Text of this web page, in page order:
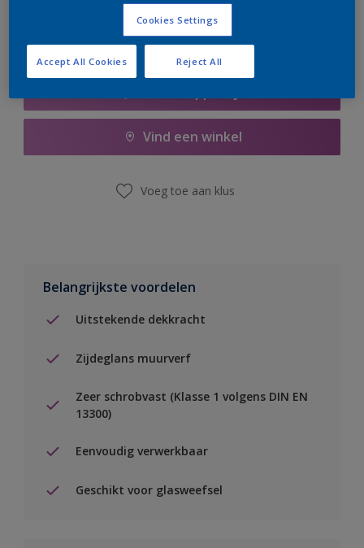
Vind een winkel
Voeg toe aan klus
Belangrijkste voordelen
Uitstekende dekkracht
Zijdeglans muurverf
Zeer schrobvast (Klasse 1 volgens DIN EN
13300)
Eenvoudig verwerkbaar
Geschikt voor glasweefsel
Cookies Settings
Reject All
Accept All Cookies